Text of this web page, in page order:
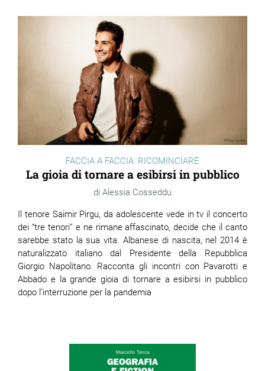
FACCIA A FACCIA: RICOMINCIARE
La gioia di tornare a esibirsi in pubblico
Alessia Cosseddu
Il tenore Saimir Pirgu, da adolescente vede in tv il concerto
dei “tre tenori” e ne rimane affascinato, decide che il canto
sarebbe stato la sua vita. Albanese di nascita, nel 2014 è
naturalizzato italiano dal Presidente della Repubblica
Giorgio Napolitano. Racconta gli incontri con Pavarotti e
Abbado e la grande gioia di tornare a esibirsi in pubblico
dopo l’interruzione per la pandemia